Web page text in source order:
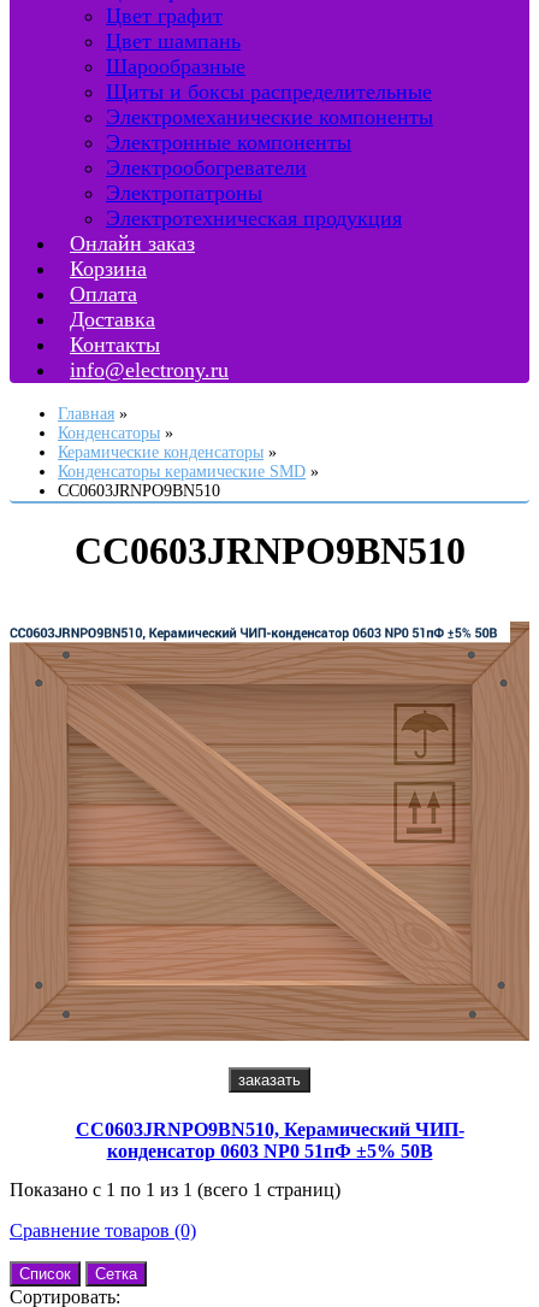
Цвет графит
Цвет шампань
Шарообразные
Щиты и боксы распределительные
Электромеханические компоненты
Электронные компоненты
Электрообогреватели
Электропатроны
Электротехническая продукция
Онлайн заказ
Корзина
Оплата
Доставка
Контакты
info@electrony.ru
Главная
Конденсаторы
Керамические конденсаторы
Конденсаторы керамические SMD
CC0603JRNPO9BN510
CC0603JRNPO9BN510
заказать
CC0603JRNPO9BN510, Керамический ЧИП-
конденсатор 0603 NP0 51пФ ±5% 50В
Показано с 1 по 1 из 1 (всего 1 страниц)
Сравнение товаров (0)
Список Сетка
Сортировать: